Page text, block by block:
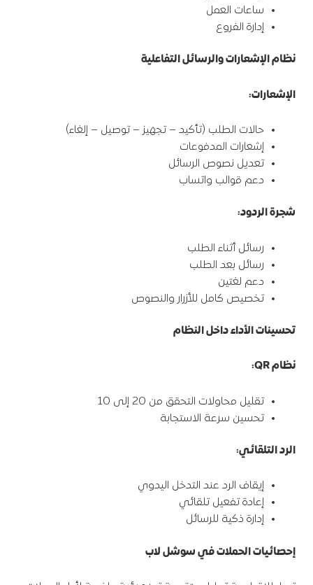
ساعات العمل
إدارة الفروع
نظام الإشعارات والرسائل التفاعلية
الإشعارات:
حالات الطلب (تأكيد – تجهيز – توصيل – إلغاء)
إشعارات المدفوعات
تعديل نصوص الرسائل
دعم قوالب واتساب
شجرة الردود:
رسائل أثناء الطلب
رسائل بعد الطلب
دعم لغتين
تخصيص كامل للأزرار والنصوص
تحسينات الأداء داخل النظام
نظام
تقليل محاولات التحقق من 20 إلى 10
تحسين سرعة الاستجابة
الرد التلقائي:
إيقاف الرد عند التدخل اليدوي
إعادة تفعيل تلقائي
إدارة ذكية للرسائل
إحصائيات الحملات في سوشل لاب